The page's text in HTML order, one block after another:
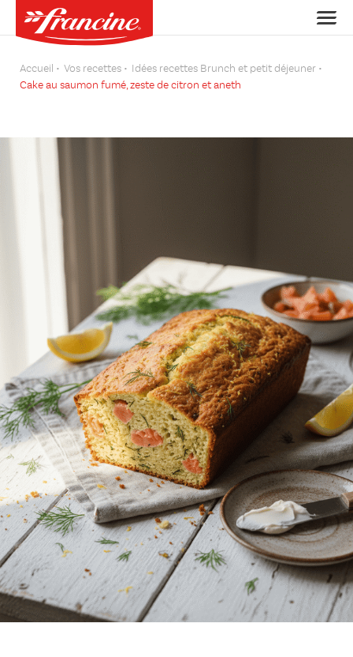
Accueil Vos recettes
Idées recettes Brunch et petit déjeuner
Cake au saumon fumé, zeste de citron et aneth